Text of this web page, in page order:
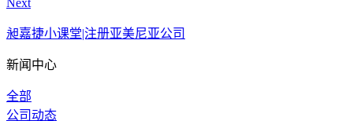
昶嘉捷小课堂|注册亚美尼亚公司
新闻中心
全部
公司动态